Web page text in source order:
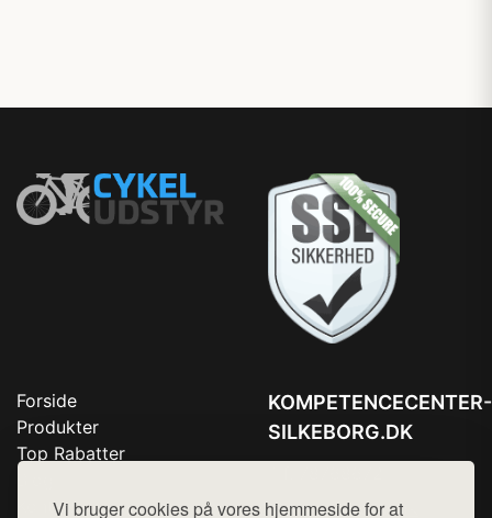
Vi bruger cookies på vores hjemmeside for at
Forside
Produkter
Top Rabatter
Kontakt
KOMPETENCECENTER-
SILKEBORG.DK
Mail:hej@want.dk